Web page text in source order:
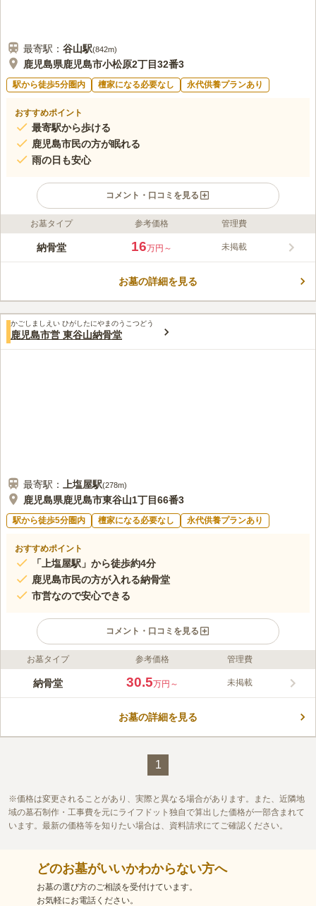
最寄駅： 谷山駅(842m)
鹿児島県鹿児島市小松原2丁目32番3
駅から徒歩5分圏内 檀家になる必要なし 永代供養プランあり
おすすめポイント
最寄駅から歩ける
鹿児島市民の方が眠れる
雨の日も安心
コメント・口コミを見る
ライフドット編集部のコメント
鹿児島市が管理を行っている納骨堂で、遺骨を所有していて1年
ひとつです。 宗教を問わないため、信仰を大切にしたい方も安
口コミ評価
この霊園はまだ誰からも評価されていません。
お墓タイプ 参考価格 管理費
納骨堂 16万円～ 未掲載
お墓の詳細を見る
かごしましえい ひがしたにやまのうこつどう
鹿児島市営 東谷山納骨堂
最寄駅： 上塩屋駅(278m)
鹿児島県鹿児島市東谷山1丁目66番3
駅から徒歩5分圏内 檀家になる必要なし 永代供養プランあり
おすすめポイント
「上塩屋駅」から徒歩約4分
鹿児島市民の方が入れる納骨堂
市営なので安心できる
コメント・口コミを見る
ライフドット編集部のコメント
鹿児島市が管理をしている納骨堂です。 宗教を問わないため、
強いときにも快適にお参りできるのも嬉しいポイントです。 屋
この霊園はまだ誰からも評価されていません。
お墓タイプ 参考価格 管理費
納骨堂 30.5万円～ 未掲載
お墓の詳細を見る
1
価格は変更されることがあり、実際と異なる場合があります。また、近隣地
域の墓石制作・工事費を元にライフドット独自で算出した価格が一部含まれて
います。最新の価格等を知りたい場合は、資料請求にてご確認ください。
どのお墓がいいかわからない方へ
お墓の選び方のご相談を受付けています。
お気軽にお電話ください。